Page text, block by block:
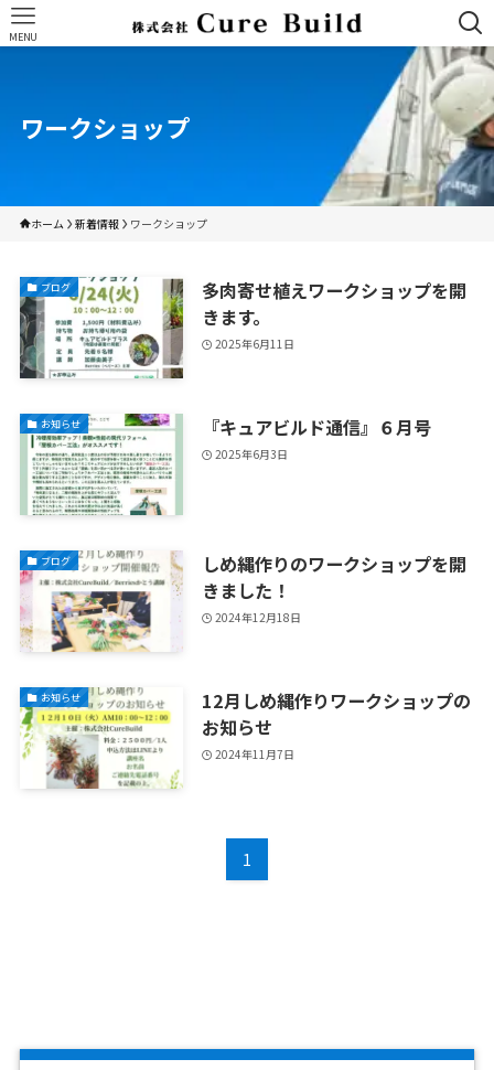
MENU
ワークショップ
ホーム 新着情報 ワークショップ
ブログ
多肉寄せ植えワークショップを開
きます。
2025年6月11日
お知らせ 『キュアビルド通信』６月号
2025年6月3日
ブログ
しめ縄作りのワークショップを開
きました！
2024年12月18日
お知らせ
12月しめ縄作りワークショップの
お知らせ
2024年11月7日
1